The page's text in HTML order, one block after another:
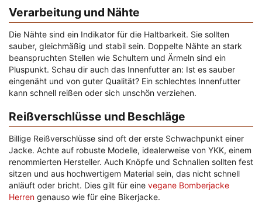
Verarbeitung und Nähte
Die Nähte sind ein Indikator für die Haltbarkeit. Sie sollten
sauber, gleichmäßig und stabil sein. Doppelte Nähte an stark
beanspruchten Stellen wie Schultern und Ärmeln sind ein
Pluspunkt. Schau dir auch das Innenfutter an: Ist es sauber
eingenäht und von guter Qualität? Ein schlechtes Innenfutter
kann schnell reißen oder sich unschön verziehen.
Reißverschlüsse und Beschläge
Billige Reißverschlüsse sind oft der erste Schwachpunkt einer
Jacke. Achte auf robuste Modelle, idealerweise von YKK, einem
renommierten Hersteller. Auch Knöpfe und Schnallen sollten fest
sitzen und aus hochwertigem Material sein, das nicht schnell
anläuft oder bricht. Dies gilt für eine vegane Bomberjacke
Herren genauso wie für eine Bikerjacke.